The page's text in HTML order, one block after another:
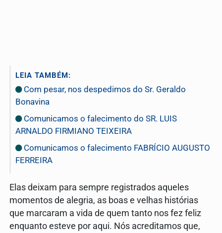
LEIA TAMBÉM:
Com pesar, nos despedimos do Sr. Geraldo
Bonavina
Comunicamos o falecimento do SR. LUIS
ARNALDO FIRMIANO TEIXEIRA
Comunicamos o falecimento FABRÍCIO AUGUSTO
FERREIRA
Elas deixam para sempre registrados aqueles
momentos de alegria, as boas e velhas histórias
que marcaram a vida de quem tanto nos fez feliz
enquanto esteve por aqui. Nós acreditamos que,